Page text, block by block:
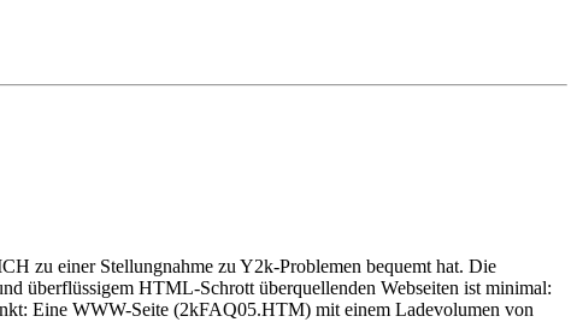
zu einer Stellungnahme zu Y2k-Problemen bequemt hat. Die
überflüssigem HTML-Schrott überquellenden Webseiten ist minimal:
Eine WWW-Seite (2kFAQ05.HTM) mit einem Ladevolumen von